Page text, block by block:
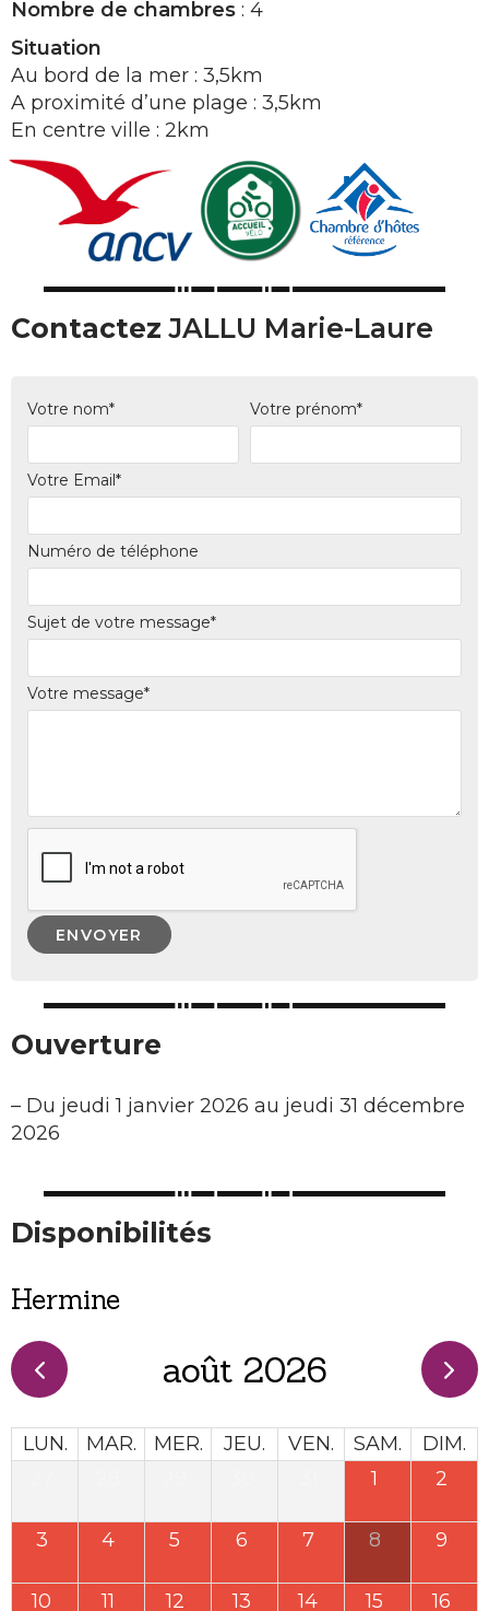
Nombre de chambres : 4
Situation
Au bord de la mer : 3,5km
A proximité d’une plage : 3,5km
En centre ville : 2km
ContactezJALLU Marie-Laure
Votre nom* Votre prénom*
Votre Email*
Numéro de téléphone
Sujet de votre message*
Votre message*
Ouverture
– Du jeudi 1 janvier 2026 au jeudi 31 décembre
2026
Disponibilités
Hermine
août 2026
LUN. MAR. MER. JEU. VEN. SAM.
DIM.
1 2
3 4 5 6 7 8 9
10 11 12 13 14 15 16